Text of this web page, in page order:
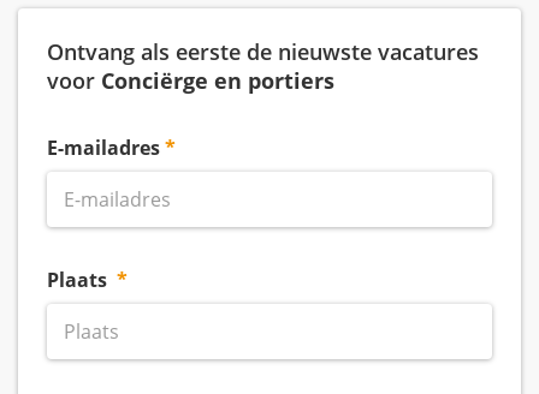
Ontvang als eerste de nieuwste vacatures
voor Conciërge en portiers
E-mailadres
Plaats